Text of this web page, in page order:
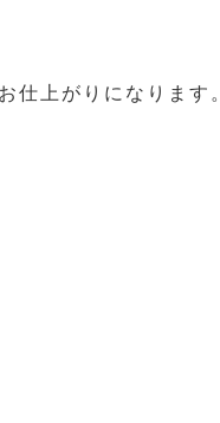
仕上がりになります。